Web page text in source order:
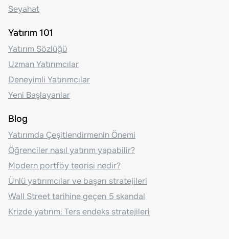
Seyahat
Yatırım 101
Yatırım Sözlüğü
Uzman Yatırımcılar
Deneyimli Yatırımcılar
Yeni Başlayanlar
Blog
Yatırımda Çeşitlendirmenin Önemi
Öğrenciler nasıl yatırım yapabilir?
Modern portföy teorisi nedir?
Ünlü yatırımcılar ve başarı stratejileri
Wall Street tarihine geçen 5 skandal
Krizde yatırım: Ters endeks stratejileri